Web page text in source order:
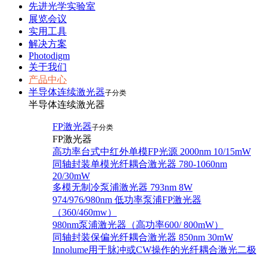
先进光学实验室
展览会议
实用工具
解决方案
Photodigm
关于我们
产品中心
半导体连续激光器子分类
半导体连续激光器
FP激光器子分类
FP激光器
高功率台式中红外单模FP光源 2000nm 10/15mW
同轴封装单模光纤耦合激光器 780-1060nm
20/30mW
多模无制冷泵浦激光器 793nm 8W
974/976/980nm 低功率泵浦FP激光器
（360/460mw）
980nm泵浦激光器（高功率600/ 800mW）
同轴封装保偏光纤耦合激光器 850nm 30mW
Innolume用于脉冲或CW操作的光纤耦合激光二极